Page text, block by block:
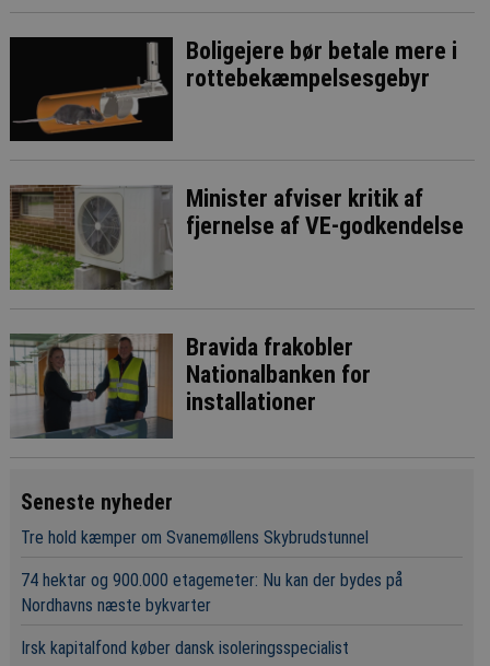
Boligejere bør betale mere i
rottebekæmpelsesgebyr
Minister afviser kritik af
fjernelse af VE-godkendelse
Bravida frakobler
Nationalbanken for
installationer
Seneste nyheder
Tre hold kæmper om Svanemøllens Skybrudstunnel
74 hektar og 900.000 etagemeter: Nu kan der bydes på
Nordhavns næste bykvarter
Irsk kapitalfond køber dansk isoleringsspecialist